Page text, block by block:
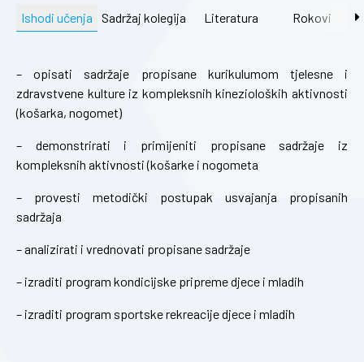
Ishodi učenja Sadržaj kolegija Literatura Rokovi
– opisati sadržaje propisane kurikulumom tjelesne i
zdravstvene kulture iz kompleksnih kinezioloških aktivnosti
(košarka, nogomet)
– demonstrirati i primijeniti propisane sadržaje iz
kompleksnih aktivnosti (košarke i nogometa
– provesti metodički postupak usvajanja propisanih
sadržaja
– analizirati i vrednovati propisane sadržaje
– izraditi program kondicijske pripreme djece i mladih
– izraditi program sportske rekreacije djece i mladih